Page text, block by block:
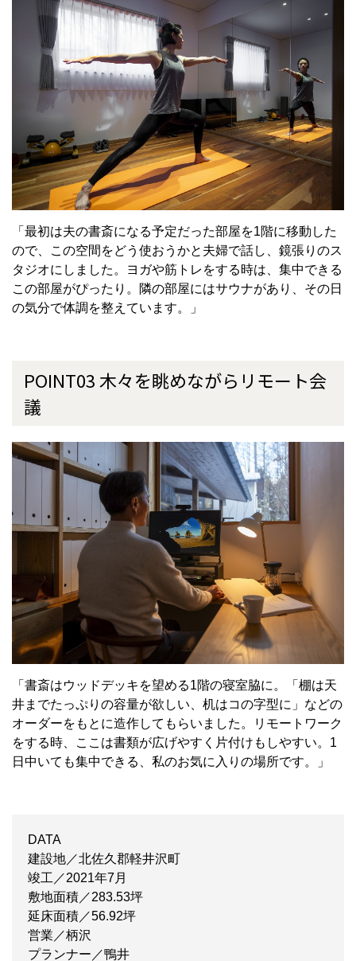
「最初は夫の書斎になる予定だった部屋を1階に移動した
ので、この空間をどう使おうかと夫婦で話し、鏡張りのス
タジオにしました。ヨガや筋トレをする時は、集中できる
この部屋がぴったり。隣の部屋にはサウナがあり、その日
の気分で体調を整えています。」
POINT03 木々を眺めながらリモート会
議
「書斎はウッドデッキを望める1階の寝室脇に。「棚は天
井までたっぷりの容量が欲しい、机はコの字型に」などの
オーダーをもとに造作してもらいました。リモートワーク
をする時、ここは書類が広げやすく片付けもしやすい。1
日中いても集中できる、私のお気に入りの場所です。」
DATA
建設地／北佐久郡軽井沢町
竣工／2021年7月
敷地面積／283.53坪
延床面積／56.92坪
営業／柄沢
プランナー／鴨井